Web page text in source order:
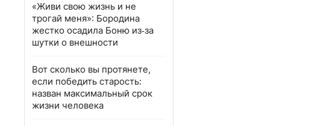
«Живи свою жизнь и не
трогай меня»: Бородина
жестко осадила Боню из‑за
шутки о внешности
Вот сколько вы протянете,
если победить старость:
назван максимальный срок
жизни человека